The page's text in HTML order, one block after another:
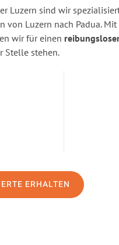
Luzern sind wir
von Luzern nach Padua.
wir für einen
Stelle stehen.
ERHALTEN